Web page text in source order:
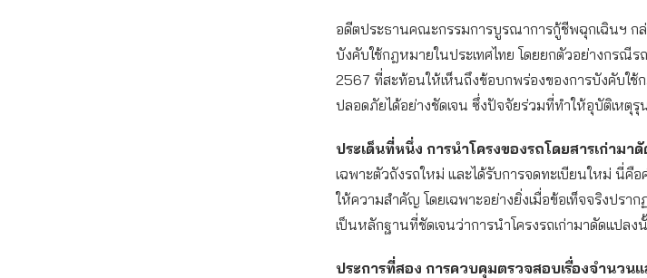
อดีตประธานคณะกรรมการบูรณาการกู้ชีพฉุกเฉินฯ ก
บังคับใช้กฎหมายในประเทศไทย โดยยกตัวอย่างกรณีร
2567 ที่สะท้อนให้เห็นถึงข้อบกพร่องของการบังคับใ
ปลอดภัยได้อย่างชัดเจน ซึ่งปัจจัยร่วมที่ทําให้อุบัติเหตุรุ
ประเด็นที่หนึ่ง การนําโครงของรถโดยสารเก่ามา
เฉพาะตัวถังรถใหม่ และได้รับการจดทะเบียนใหม่ นี่
ให้ความสำคัญ โดยเฉพาะอย่างยิ่งเมื่อข้อเท็จจริงปรา
เป็นหลักฐานที่ชัดเจนว่าการนําโครงรถเก่ามาดัดแปล
ประการที่สอง การควบคุมตรวจสอบเรื่องจำนวน